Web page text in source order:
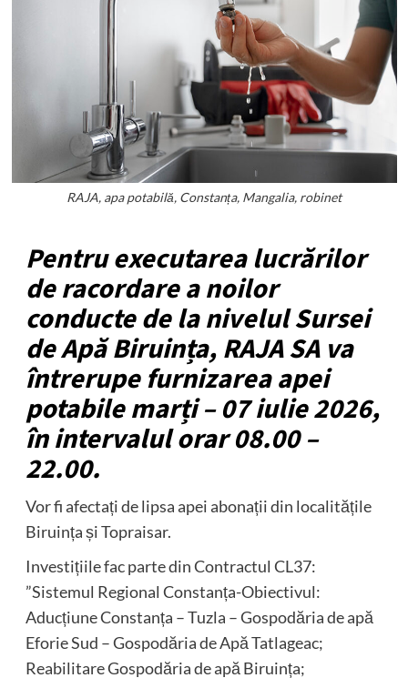
RAJA, apa potabilă, Constanța, Mangalia, robinet
Pentru executarea lucrărilor
de racordare a noilor
conducte de la nivelul Sursei
de Apă Biruința, RAJA SA va
întrerupe furnizarea apei
potabile marți – 07 iulie 2026,
în intervalul orar 08.00 –
22.00.
Vor fi afectați de lipsa apei abonații din localitățile
Biruința și Topraisar.
Investițiile fac parte din Contractul CL37:
”Sistemul Regional Constanța-Obiectivul:
Aducțiune Constanța – Tuzla – Gospodăria de apă
Eforie Sud – Gospodăria de Apă Tatlageac;
Reabilitare Gospodăria de apă Biruința;